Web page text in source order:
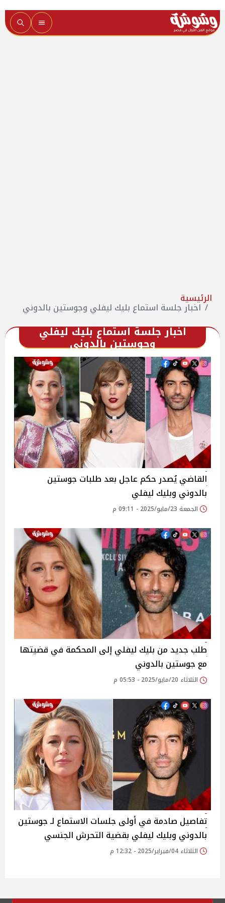
الرئيسية
اخبار جلسة استماع بليك ليفلي وجوستين بالدوني
اخبار جلسة استماع بليك ليفلي
وجوستين بالدوني
القاضي يُصدر حكم عاجل بعد طلبات جوستين
بالدوني وبليك ليفلي
الجمعة 23/مايو/2025 - 09:11 م
طلب جديد من بليك ليفلي إلى المحكمة في قضيتها
مع جوستين بالدوني
الثلاثاء 20/مايو/2025 - 05:53 م
تفاصيل صادمة في أولى جلسات الاستماع لـ جوستين
بالدوني وبليك ليفلي بقضية التحرش الجنسي
الثلاثاء 04/فبراير/2025 - 12:32 م